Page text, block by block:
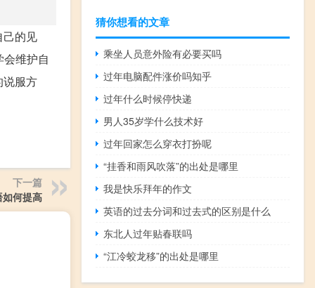
己的见
维护自
说服方
下一篇
何提高
猜你想看的文章
乘坐人员意外险有必要买吗
过年电脑配件涨价吗知乎
过年什么时候停快递
男人35岁学什么技术好
过年回家怎么穿衣打扮呢
“挂香和雨风吹落”的出处是哪里
我是快乐拜年的作文
英语的过去分词和过去式的区别是什么
东北人过年贴春联吗
“江冷蛟龙移”的出处是哪里